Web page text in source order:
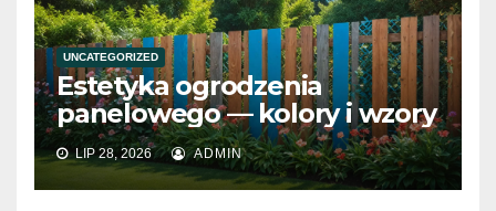
UNCATEGORIZED
Estetyka ogrodzenia
panelowego — kolory i wzory
LIP 28, 2026 ADMIN